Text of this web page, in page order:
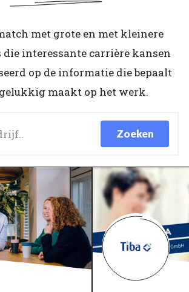
met grote en met kleinere
interessante carrière kansen
op de informatie die bepaalt
maakt op het werk.
Zoeken